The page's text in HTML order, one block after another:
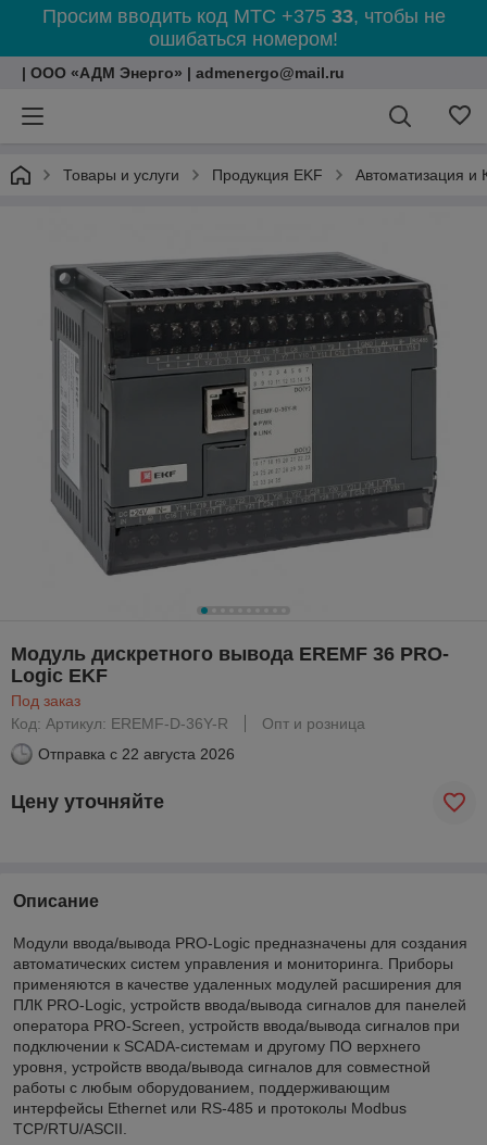
Просим вводить код МТС +375 33, чтобы не
ошибаться номером!
| ООО «АДМ Энерго» | admenergo@mail.ru
Товары и услуги Продукция EKF Автоматизация и
Модуль дискретного вывода EREMF 36 PRO-
Logic EKF
Под заказ
Код: Артикул: EREMF-D-36Y-R
Опт и розница
Отправка с 22 августа 2026
Цену уточняйте
Описание
Модули ввода/вывода PRO-Logic предназначены для создания
автоматических систем управления и мониторинга. Приборы
применяются в качестве удаленных модулей расширения для
ПЛК PRO-Logic, устройств ввода/вывода сигналов для панелей
оператора PRO-Screen, устройств ввода/вывода сигналов при
подключении к SCADA-системам и другому ПО верхнего
уровня, устройств ввода/вывода сигналов для совместной
работы с любым оборудованием, поддерживающим
интерфейсы Ethernet или RS-485 и протоколы Modbus
TCP/RTU/ASCII.